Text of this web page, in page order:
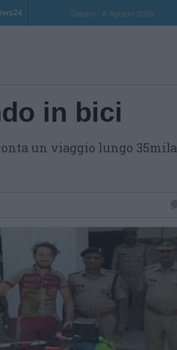
Sabato , 8 Agosto 2026
in bici
un viaggio lungo 35mila